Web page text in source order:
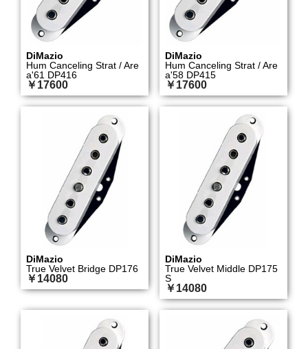
DiMazio
Hum Canceling Strat / Are
a'61 DP416
￥17600
DiMazio
Hum Canceling Strat / Are
a'58 DP415
￥17600
DiMazio
True Velvet Bridge DP176
￥14080
DiMazio
True Velvet Middle DP175
S
￥14080